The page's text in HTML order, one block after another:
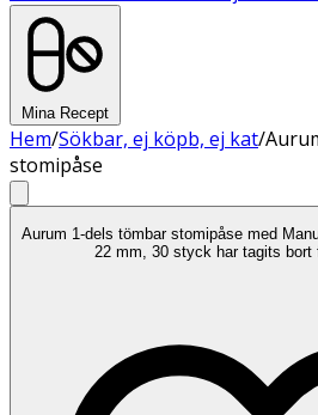
Mina Recept
Hem/Sökbar, ej köpb, ej kat/
stomipåse
Aurum 1-dels tömbar stomipåse med
22 mm, 30 styck har tagits bort